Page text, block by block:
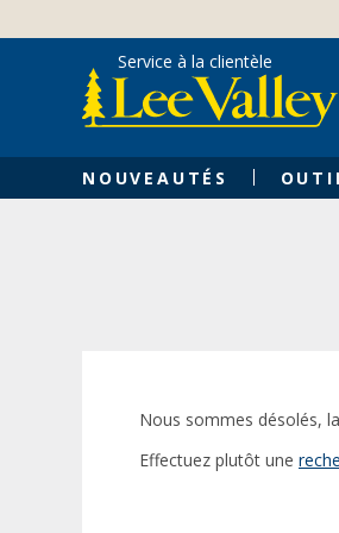
content
NOUVEAUTÉS
Service à la clientèle
Nous sommes désolés,
Effectuez plutôt une